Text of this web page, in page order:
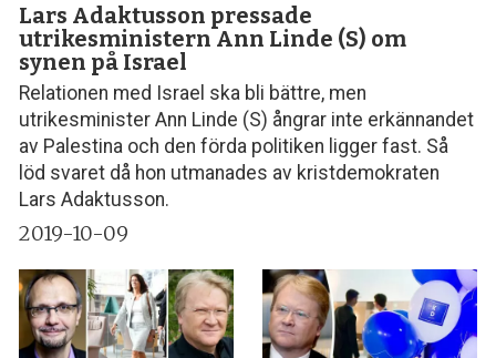
Lars Adaktusson pressade
utrikesministern Ann Linde (S) om
synen på Israel
Relationen med Israel ska bli bättre, men
utrikesminister Ann Linde (S) ångrar inte erkännandet
av Palestina och den förda politiken ligger fast. Så
löd svaret då hon utmanades av kristdemokraten
Lars Adaktusson.
2019-10-09